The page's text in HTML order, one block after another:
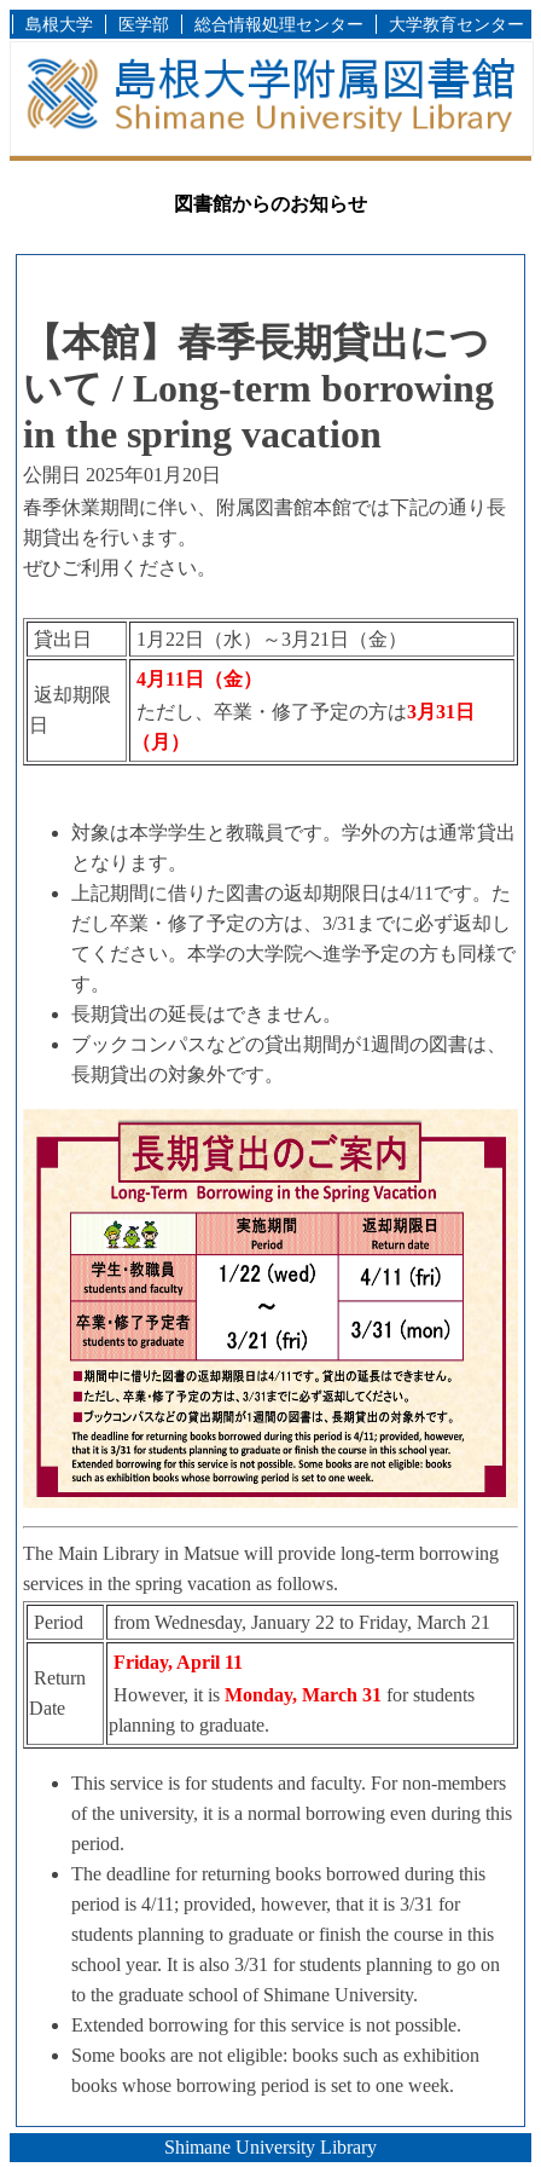
島根大学 医学部 総合情報処理センター 大学教育センター
図書館からのお知らせ
【本館】春季長期貸出につ
いて / Long-term borrowing
in the spring vacation
公開日 2025年01月20日
春季休業期間に伴い、附属図書館本館では下記の通り長
期貸出を行います。
ぜひご利用ください。
貸出日 1月22日（水）～3月21日（金）
返却期限
日
4月11日（金）
ただし、卒業・修了予定の方は3月31日
（月）
対象は本学学生と教職員です。学外の方は通常貸出
となります。
上記期間に借りた図書の返却期限日は4/11です。た
だし卒業・修了予定の方は、3/31までに必ず返却し
てください。本学の大学院へ進学予定の方も同様で
す。
長期貸出の延長はできません。
ブックコンパスなどの貸出期間が1週間の図書は、
長期貸出の対象外です。
The Main Library in Matsue will provide long-term borrowing
services in the spring vacation as follows.
Period
from Wednesday, January 22 to Friday, March 21
Return
Date
Friday, April 11
However, it is Monday, March 31 for students
planning to graduate.
This service is for students and faculty. For non-members
of the university, it is a normal borrowing even during this
period.
The deadline for returning books borrowed during this
period is 4/11; provided, however, that it is 3/31 for
students planning to graduate or finish the course in this
school year. It is also 3/31 for students planning to go on
to the graduate school of Shimane University.
Extended borrowing for this service is not possible.
Some books are not eligible: books such as exhibition
books whose borrowing period is set to one week.
Shimane University Library